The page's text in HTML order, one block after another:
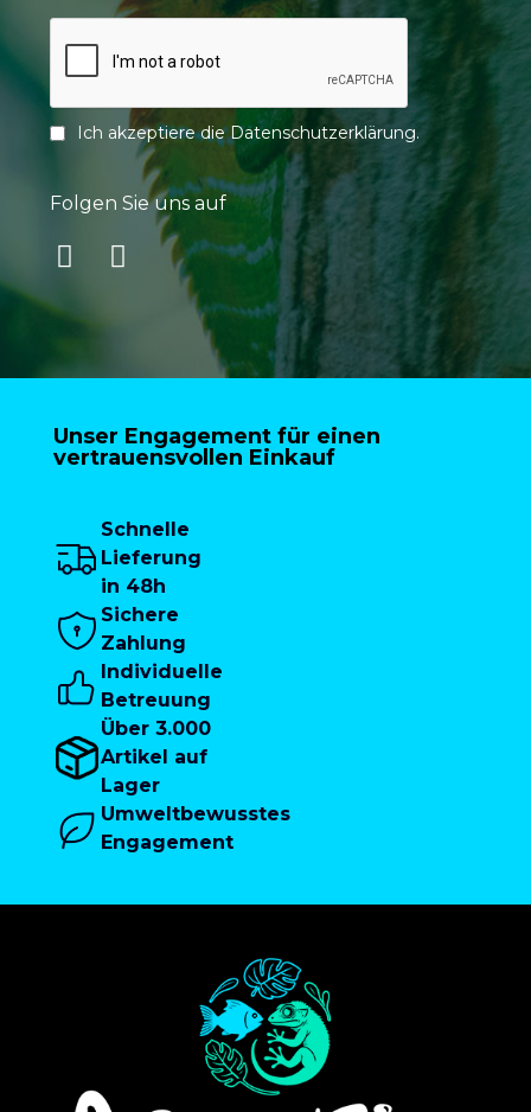
Ich akzeptiere dieDatenschutzerklärung.
Folgen Sie uns auf
Unser Engagement für einen
vertrauensvollen Einkauf
Schnelle
Lieferung
in 48h
Sichere
Zahlung
Individuelle
Betreuung
Über 3.000
Artikel auf
Lager
Umweltbewusstes
Engagement